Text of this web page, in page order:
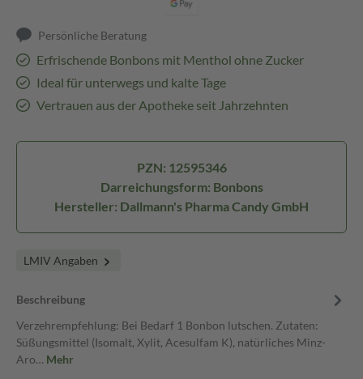
Persönliche Beratung
Erfrischende Bonbons mit Menthol ohne Zucker
Ideal für unterwegs und kalte Tage
Vertrauen aus der Apotheke seit Jahrzehnten
PZN: 12595346
Darreichungsform: Bonbons
Hersteller: Dallmann's Pharma Candy GmbH
LMIV Angaben
Beschreibung
Verzehrempfehlung: Bei Bedarf 1 Bonbon lutschen. Zutaten:
Süßungsmittel (Isomalt, Xylit, Acesulfam K), natürliches Minz-
Aro… Mehr